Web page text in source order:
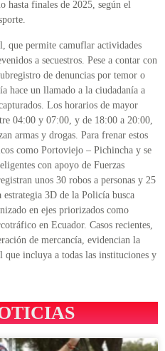
hasta finales de 2025, según el
que permite camuflar actividades
a secuestros. Pese a contar con
de denuncias por temor o
hace un llamado a la ciudadanía a
Los horarios de mayor
04:00 y 07:00, y de 18:00 a 20:00,
armas y drogas. Para frenar estos
como Portoviejo – Pichincha y se
con apoyo de Fuerzas
unos 30 robos a personas y 25
3D de la Policía busca
en ejes priorizados como
en Ecuador. Casos recientes,
de mercancía, evidencian la
incluya a todas las instituciones y